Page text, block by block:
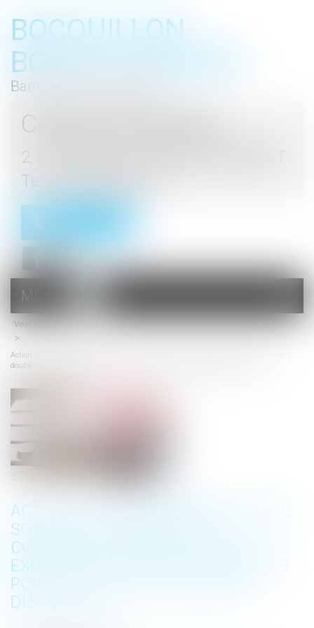
BOCQUILLON
BOESCH GROMEK
Barreau de Haute Marne
Cabinet d'avocats
2, rue du Palais - 52000 CHAUMONT
Tel : 03 25 03 05 62
menu
MENU
Vous êtes ici :
Action en remboursement d’une somme due : absence de condamnation à une
double exécution lorsque les intérêts portent sur deux périodes distinctes
ACTION EN REMBOURSEMENT D’UNE
SOMME DUE : ABSENCE DE
CONDAMNATION À UNE DOUBLE
EXÉCUTION LORSQUE LES INTÉRÊTS
PORTENT SUR DEUX PÉRIODES
DISTINCTES